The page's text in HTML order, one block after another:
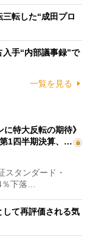
三転した“成田プロ
入手“内部議事録”で
一覧を見る
に特大反転の期待》
1四半期決算、…
タンダード・
下落…
て再評価される気